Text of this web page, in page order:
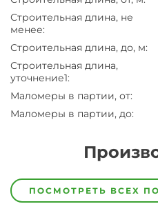
Строительная длина, не
менее:
Строительная длина, до, м:
Строительная длина,
уточнение1:
Маломеры в партии, от:
Маломеры в партии, до:
ЗаводЗавод-
изготовитель
ПОСМОТРЕТЬ ВСЕХ